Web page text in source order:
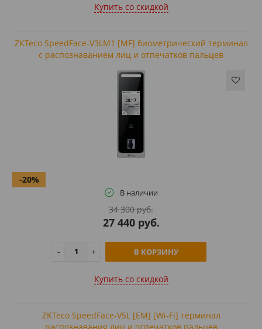
Купить cо скидкой
ZKTeco SpeedFace-V3LM1 [MF] биометрический терминал
с распознаванием лиц и отпечатков пальцев
-20%
В наличии
34 300 руб.
27 440 руб.
В КОРЗИНУ
Купить cо скидкой
ZKTeco SpeedFace-V5L [EM] [Wi-Fi] терминал